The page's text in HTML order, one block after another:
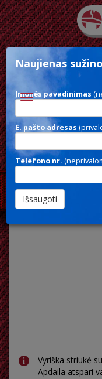
Toggle
Vyriška striukė
Apdaila atspari
Naujienas
Įmonės pavadinimas
E. pašto adresas
Telefono nr.